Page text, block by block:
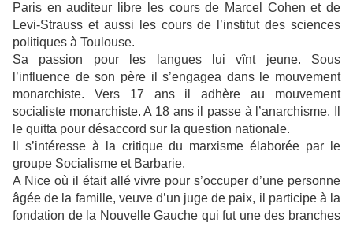
Paris en auditeur libre les cours de Marcel Cohen et de
Levi-Strauss et aussi les cours de l’institut des sciences
politiques à Toulouse.
Sa passion pour les langues lui vînt jeune. Sous
l’influence de son père il s’engagea dans le mouvement
monarchiste. Vers 17 ans il adhère au mouvement
socialiste monarchiste. A 18 ans il passe à l’anarchisme. Il
le quitta pour désaccord sur la question nationale.
Il s’intéresse à la critique du marxisme élaborée par le
groupe Socialisme et Barbarie.
A Nice où il était allé vivre pour s’occuper d’une personne
âgée de la famille, veuve d’un juge de paix, il participe à la
fondation de la Nouvelle Gauche qui fut une des branches